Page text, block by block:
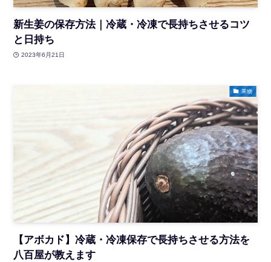
新生姜の保存方法｜冷蔵・冷凍で長持ちさせるコツ
と日持ち
2023年6月21日
果物
【アボカド】冷蔵・冷凍保存で長持ちさせる方法を
八百屋が教えます